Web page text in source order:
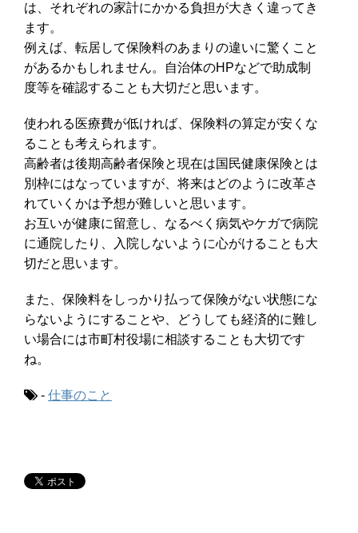
は、それぞれの家計にかかる負担が大きく違ってき
ます。
例えば、転居して保険料のあまりの違いに驚くこと
があるかもしれません。自治体のHPなどで助成制
度等を確認することも大切だと思います。
使われる医療費が低ければ、保険料の算定が安くな
ることも考えられます。
高齢者は後期高齢者保険と現在は国民健康保険とは
別枠にはなっていますが、将来はどのように改革さ
れていくかは予想が難しいと思います。
お互いが健康に留意し、なるべく病気やケガで病院
に通院したり、入院しないように心がけることも大
切だと思います。
また、保険料をしっかり払って保険がない状態にな
らないようにすることや、どうしても経済的に難し
い場合には市町村役場に相談することも大切です
ね。
- 仕事のこと